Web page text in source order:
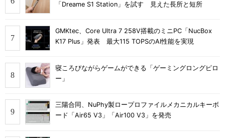
「Dreame S1 Station」を試す 見えた長所と短所
GMKtec、Core Ultra 7 258V搭載のミニPC「NucBox
K17 Plus」発表 最大115 TOPSのAI性能を実現
寝ころびながらゲームができる「ゲーミングロングピロ
ー」
三陽合同、NuPhy製ロープロファイルメカニカルキーボ
ード「Air65 V3」「Air100 V3」を発売